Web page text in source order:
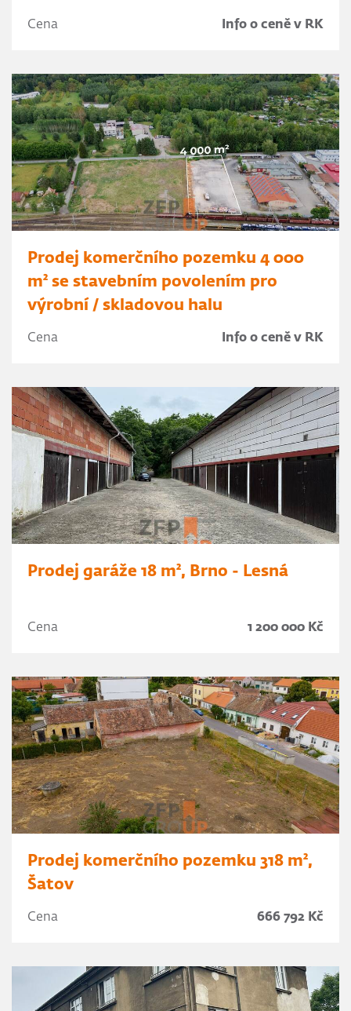
Cena Info o ceně v RK
Prodej komerčního pozemku 4 000
m² se stavebním povolením pro
výrobní / skladovou halu
Cena Info o ceně v RK
Prodej garáže 18 m², Brno - Lesná
Cena 1 200 000 Kč
Prodej komerčního pozemku 318 m²,
Šatov
Cena 666 792 Kč